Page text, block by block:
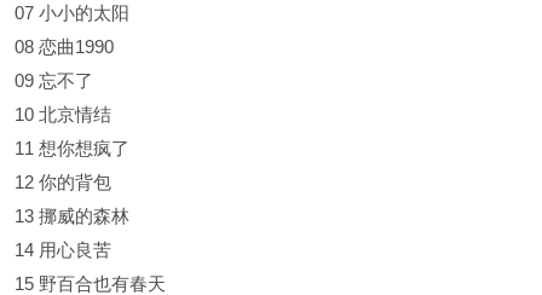
07 小小的太阳
08 恋曲1990
09 忘不了
10 北京情结
11 想你想疯了
12 你的背包
13 挪威的森林
14 用心良苦
15 野百合也有春天